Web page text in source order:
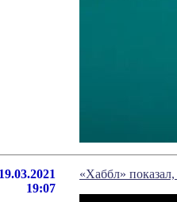
19.03.2021
19:07
«Хаббл»